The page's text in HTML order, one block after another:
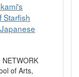
Starfish
NETWORK
of Arts,